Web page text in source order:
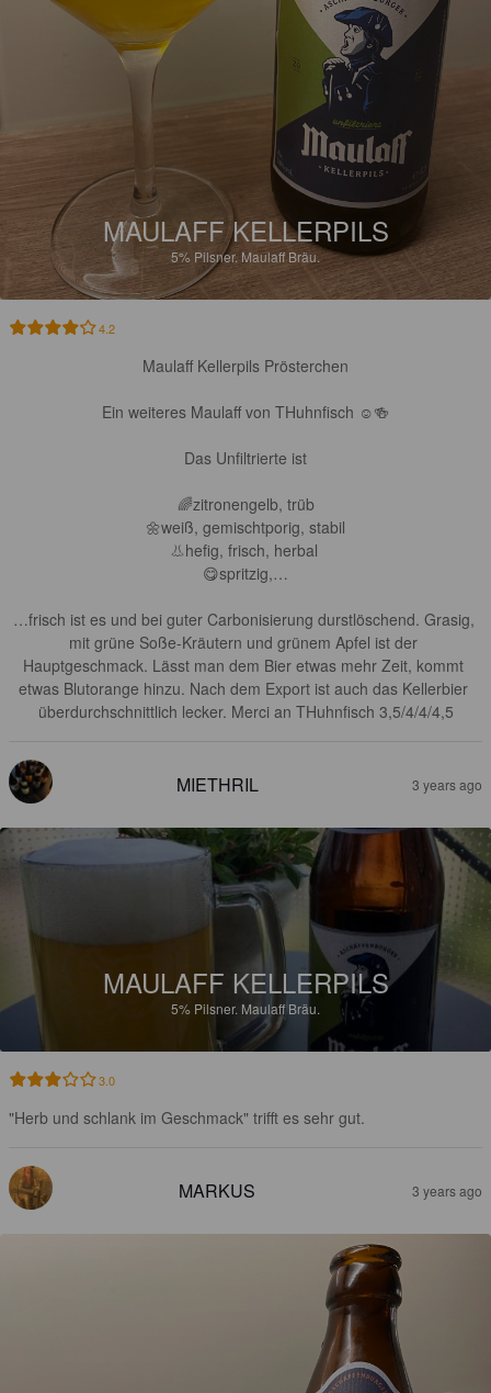
MAULAFF KELLERPILS
5% Pilsner. Maulaff Bräu.
4.2
Maulaff Kellerpils Prösterchen
Ein weiteres Maulaff von THuhnfisch ☺️🍻
Das Unfiltrierte ist
🌈zitronengelb, trüb
🌼weiß, gemischtporig, stabil
👃hefig, frisch, herbal
😋spritzig,…
…frisch ist es und bei guter Carbonisierung durstlöschend. Grasig,
mit grüne Soße-Kräutern und grünem Apfel ist der
Hauptgeschmack. Lässt man dem Bier etwas mehr Zeit, kommt
etwas Blutorange hinzu. Nach dem Export ist auch das Kellerbier
überdurchschnittlich lecker. Merci an THuhnfisch 3,5/4/4/4,5
MIETHRIL 3 years ago
MAULAFF KELLERPILS
5% Pilsner. Maulaff Bräu.
3.0
"Herb und schlank im Geschmack" trifft es sehr gut.
MARKUS 3 years ago